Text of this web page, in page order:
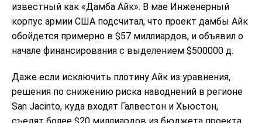
известный как «Дамба Айк». В мае Инженерный
корпус армии США подсчитал, что проект дамбы Айк
обойдется примерно в $57 миллиардов, и объявил о
начале финансирования с выделением $500000 д.
Даже если исключить плотину Айк из уравнения,
решения по снижению риска наводнений в регионе
San Jacinto, куда входят Галвестон и Хьюстон,
съедят более $20 миллиардов из бюджета проекта,